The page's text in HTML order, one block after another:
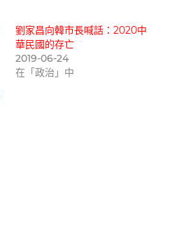
劉家昌向韓市長喊話：2020中
華民國的存亡
2019-06-24
在「政治」中